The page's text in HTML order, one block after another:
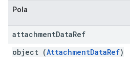
Pola
attachmentDataRef
object (AttachmentDataRef)